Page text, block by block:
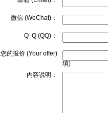
微信 (WeChat)：
Q Q (QQ)：
您的报价 (Your offer)
填)
内容说明：